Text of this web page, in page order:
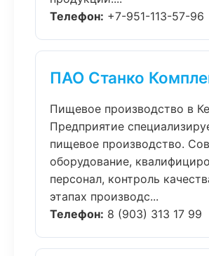
Телефон: +7-951-113-57-96
ПАО Станко
Пищевое производство в
Предприятие
пищевое производство.
оборудование,
персонал, контроль
этапах производс...
Телефон: 8 (903) 313 17 99